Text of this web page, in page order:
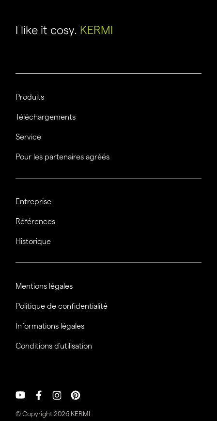
I like it cosy. KERMI
Produits
Téléchargements
Service
Pour les partenaires agréés
Entreprise
Références
Historique
Mentions légales
Politique de confidentialité
Informations légales
Conditions d’utilisation
© Copyright 2026 KERMI